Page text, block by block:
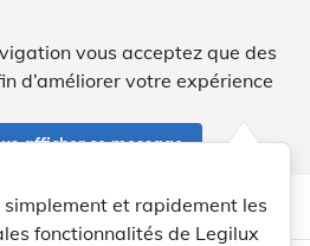
vous acceptez que des
d’améliorer votre expérience
afficher ce message
account_circle help Aide
simplement et rapidement les
fonctionnalités de Legilux
light_mode dark_mode